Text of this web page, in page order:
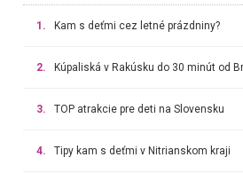
1. Kam s deťmi cez letné prázdniny?
2. Kúpaliská v Rakúsku do 30 minút od
3. TOP atrakcie pre deti na Slovensku
4. Tipy kam s deťmi v Nitrianskom kraji